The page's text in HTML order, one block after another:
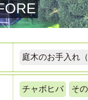
庭木のお手入れ
チャボヒバ そ